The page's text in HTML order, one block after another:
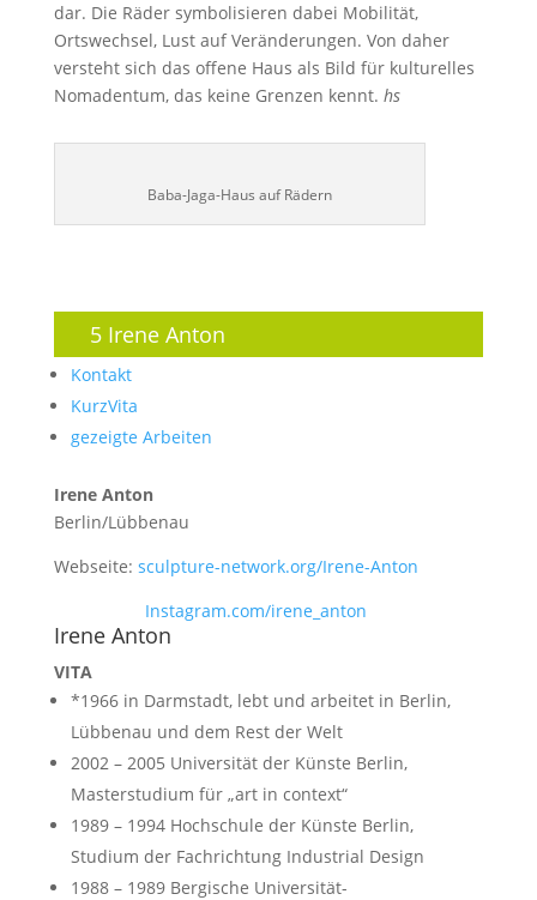
dar. Die Räder symbolisieren dabei Mobilität,
Ortswechsel, Lust auf Veränderungen. Von daher
versteht sich das offene Haus als Bild für kulturelles
Nomadentum, das keine Grenzen kennt. hs
Baba-Jaga-Haus auf Rädern
5 Irene Anton
Kontakt
KurzVita
gezeigte Arbeiten
Irene Anton
Berlin/Lübbenau
Webseite: sculpture-network.org/Irene-Anton
Instagram.com/irene_anton
Irene Anton
VITA
*1966 in Darmstadt, lebt und arbeitet in Berlin,
Lübbenau und dem Rest der Welt
2002 – 2005 Universität der Künste Berlin,
Masterstudium für „art in context“
1989 – 1994 Hochschule der Künste Berlin,
Studium der Fachrichtung Industrial Design
1988 – 1989 Bergische Universität-